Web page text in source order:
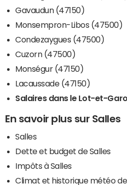
Gavaudun (47150)
Monsempron-Libos (47500)
Condezaygues (47500)
Cuzorn (47500)
Monségur (47150)
Lacaussade (47150)
Salaires dans le Lot-et-
En savoir plus sur Salles
Salles
Dette et budget de Salles
Impôts à Salles
Climat et historique météo de